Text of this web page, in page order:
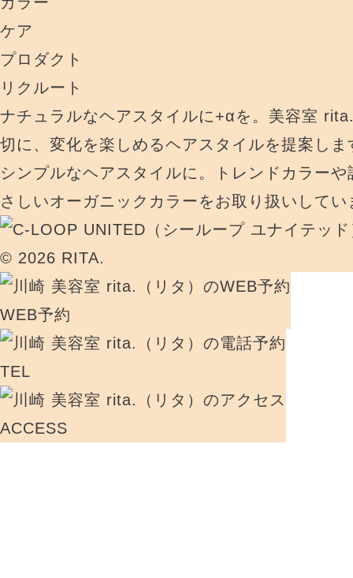
ケア
プロダクト
リクルート
ナチュラルなヘアスタイルに+αを。美容室
切に、変化を楽しめるヘアスタイルを提案し
シンプルなヘアスタイルに。トレンドカラー
さしいオーガニックカラーをお取り扱いしてい
© 2026 RITA.
WEB予約
TEL
ACCESS